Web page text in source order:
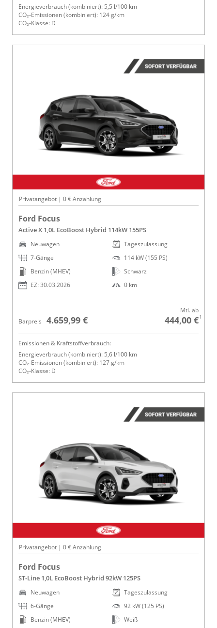
Energieverbrauch (kombiniert): 5,5 l/100 km
CO₂-Emissionen (kombiniert): 124 g/km
CO₂-Klasse: D
Privatangebot | 0 € Anzahlung
Ford Focus
Active X 1,0L EcoBoost Hybrid 114kW 155PS
Neuwagen
7-Gänge
Benzin (MHEV)
EZ: 30.03.2026
Tageszulassung
114 kW (155 PS)
Schwarz
0 km
Barpreis 4.659,99 €
Mtl. ab
444,00 €1
Emissionen & Kraftstoffverbrauch:
Energieverbrauch (kombiniert): 5,6 l/100 km
CO₂-Emissionen (kombiniert): 127 g/km
CO₂-Klasse: D
Privatangebot | 0 € Anzahlung
Ford Focus
ST-Line 1,0L EcoBoost Hybrid 92kW 125PS
Neuwagen
6-Gänge
Benzin (MHEV)
Tageszulassung
92 kW (125 PS)
Weiß